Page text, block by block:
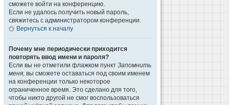
сможете войти на конференцию.
Если не удалось получить новый пароль,
свяжитесь с администратором конференции.
Вернуться к началу
Почему мне периодически приходится
повторять ввод имени и пароля?
Если вы не отметили флажком пункт Запомнить
меня, вы сможете оставаться под своим именем
на конференции только некоторое
ограниченное время. Это сделано для того,
чтобы никто другой не смог воспользоваться